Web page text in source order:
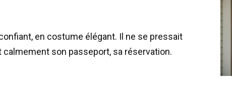
en costume élégant. Il ne se pressait
son passeport, sa réservation.